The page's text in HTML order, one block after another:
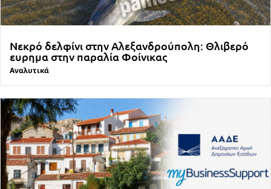
Νεκρό δελφίνι στην Αλεξανδρούπολη: Θλιβερό
ευρημα στην παραλία Φοίνικας
Αναλυτικά